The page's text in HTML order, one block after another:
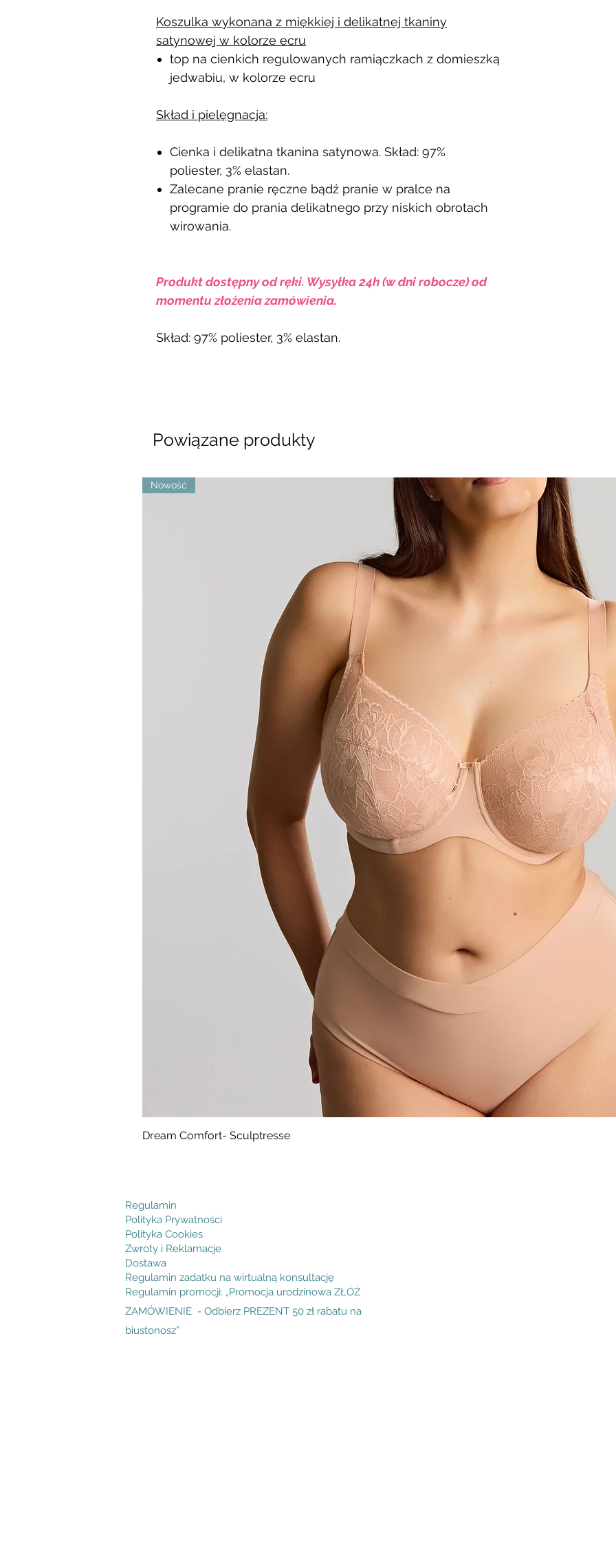
Koszulka wykonana z miękkiej i delikatnej tkaniny
satynowej w kolorze ecru
top na cienkich regulowanych ramiączkach z domieszką
jedwabiu, w kolorze ecru
Skład i pielęgnacja:
Cienka i delikatna tkanina satynowa. Skład: 97%
poliester, 3% elastan.
Zalecane pranie ręczne bądź pranie w pralce na
programie do prania delikatnego przy niskich obrotach
wirowania.
Produkt dostępny od ręki. Wysyłka 24h (w dni robocze) od
momentu złożenia zamówienia.
Skład: 97% poliester, 3% elastan.
Powiązane produkty
Nowość
Dream Comfort- Sculptresse
Regulamin
Polityka Prywatności
Polityka Cookies
Zwroty i Reklamacje
Dostawa
Regulamin zadatku na wirtualną konsultację
Regulamin promocji: „Promocja urodzinowa ZŁÓŻ
ZAMÓWIENIE - Odbierz PREZENT 50 zł rabatu na
biustonosz”